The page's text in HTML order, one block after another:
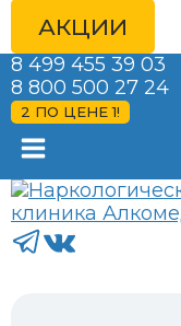
АКЦИИ
8 499 455 39 03
8 800 500 27 24
2 ПО ЦЕНЕ 1!